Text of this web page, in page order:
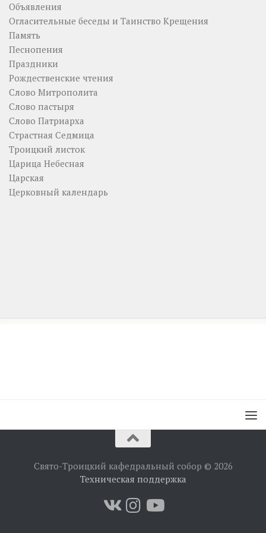
Объявления
Огласительные беседы и Таинство Крещения
Память
Песнопения
Праздники
Рождественские чтения
Слово Митрополита
Слово пастыря
Слово Патриарха
Страстная Седмица
Троицкий листок
Царица Небесная
Царская
Церковный календарь
Свято-Троицкий кафедральный собор © 2026
Техническая поддержка